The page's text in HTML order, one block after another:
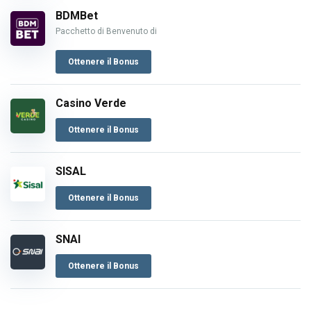
BDMBet
Pacchetto di Benvenuto di
Ottenere il Bonus
Casino Verde
Ottenere il Bonus
SISAL
Ottenere il Bonus
SNAI
Ottenere il Bonus